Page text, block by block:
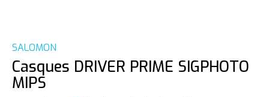
SALOMON
Casques DRIVER PRIME SIGPHOTO
MIPS